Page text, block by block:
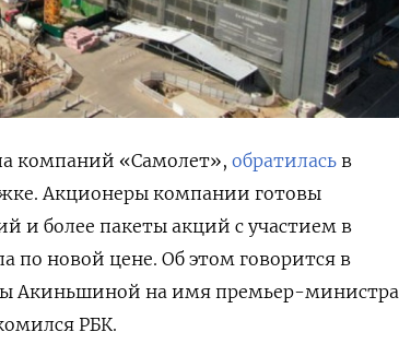
компаний «Самолет», обратилась в
Акционеры компании готовы
и более пакеты акций с участием в
по новой цене. Об этом говорится в
Акиньшиной на имя премьер-министра
РБК.